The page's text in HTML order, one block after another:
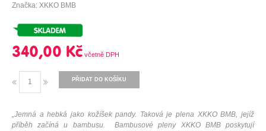
Značka: XKKO BMB
340,00 Kč
PŘIDAT DO KOŠÍKU
„Jemná a hebká jako kožíšek pandy. Taková je plena XKKO BMB, jejíž
příběh začíná u bambusu. Bambusové pleny XKKO BMB poskytují